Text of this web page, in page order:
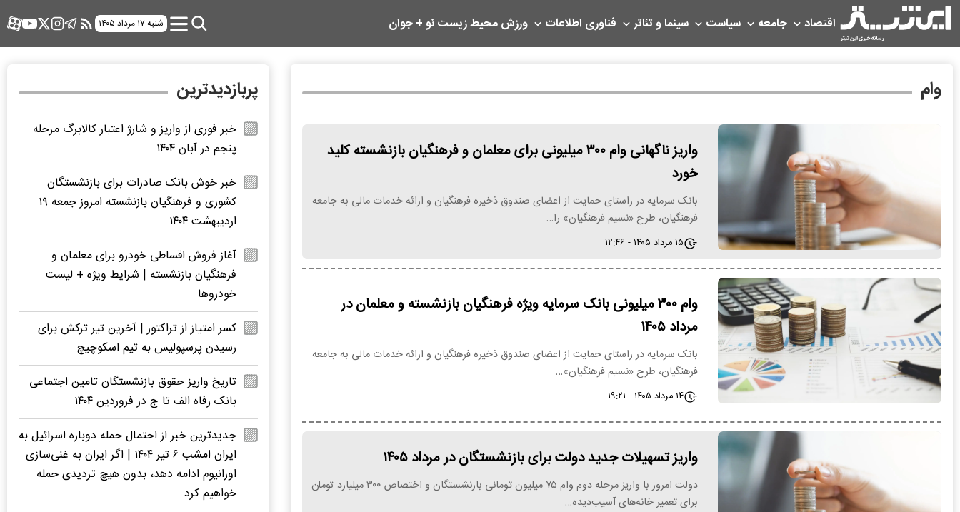
اقتصاد جامعه سیاست سینما و تئاتر فناوری اطلاعات ورزشمحیط زیستنو + جوان شنبه ۱۷ مرداد ۱۴۰۵
وام
واریز ناگهانی وام ۳۰۰ میلیونی برای معلمان و فرهنگیان بازنشسته کلید
خورد
بانک سرمایه در راستای حمایت از اعضای صندوق ذخیره فرهنگیان و ارائه خدمات مالی به جامعه
فرهنگیان، طرح «نسیم فرهنگیان» را…
۱۵ مرداد ۱۴۰۵ - ۱۲:۴۶
وام ۳۰۰ میلیونی بانک سرمایه ویژه فرهنگیان بازنشسته و معلمان در
مرداد ۱۴۰۵
بانک سرمایه در راستای حمایت از اعضای صندوق ذخیره فرهنگیان و ارائه خدمات مالی به جامعه
فرهنگیان، طرح «نسیم فرهنگیان»…
۱۴ مرداد ۱۴۰۵ - ۱۹:۲۱
واریز تسهیلات جدید دولت برای بازنشستگان در مرداد ۱۴۰۵
دولت امروز با واریز مرحله دوم وام ۷۵ میلیون تومانی بازنشستگان و اختصاص ۳۰۰ میلیارد تومان
برای تعمیر خانه‌های آسیب‌دیده…
پربازدیدترین
خبر فوری از واریز و شارژ اعتبار کالابرگ مرحله
پنجم در آبان ۱۴۰۴
خبر خوش بانک صادرات برای بازنشستگان
کشوری و فرهنگیان بازنشسته امروز جمعه ۱۹
اردیبهشت ۱۴۰۴
آغاز فروش اقساطی خودرو برای معلمان و
فرهنگیان بازنشسته | شرایط ویژه + لیست
خودروها
کسر امتیاز از تراکتور | آخرین تیر ترکش برای
رسیدن پرسپولیس به تیم اسکوچیچ
تاریخ واریز حقوق بازنشستگان تامین اجتماعی
بانک رفاه الف تا ج در فروردین ۱۴۰۴
جدیدترین خبر از احتمال حمله دوباره اسرائیل به
ایران امشب ۶ تیر ۱۴۰۴ | اگر ایران به غنی‌سازی
اورانیوم ادامه دهد، بدون هیچ تردیدی حمله
خواهیم کرد